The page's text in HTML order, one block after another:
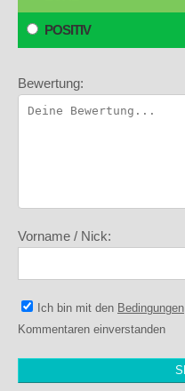
POSITIV
Bewertung:
Vorname / Nick:
Ich bin mit den Bedingungen
Kommentaren einverstanden